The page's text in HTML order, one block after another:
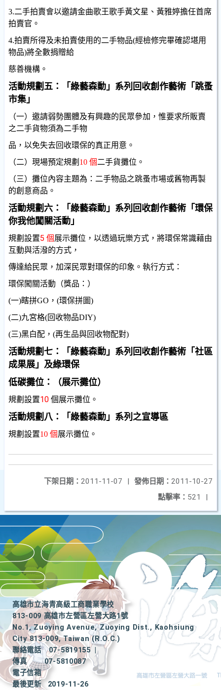
3.二手拍賣會以邀請金曲歌王歌手黃文星、黃雅婷擔任首席
拍賣官。
4.拍賣所得及未拍賣使用的二手物品(經檢修完畢確認堪用
物品)將全數捐贈給
慈善機構。
活動規劃五：「綠藝森動」系列回收創作藝術「跳蚤
市集」
（一）邀請弱勢團體及有興趣的民眾參加，惟要求所販賣
之二手貨物須為二手物
品，以免失去回收環保的真正用意。
（二）現場預定規劃 10 個二手貨攤位。
（三）攤位內容主題為：二手物品之跳蚤市場或舊物再製
的創意商品。
活動規劃六：「綠藝森動」系列回收創作藝術「環保
你我他闖關活動」
規劃設置5 個展示攤位 ， 以透過玩樂方式，將環保常識藉由
互動與活潑的方式，
傳達給民眾，加深民眾對環保的印象。執行方式：
環保闖關活動（獎品：）
(一)瞎拼GO ， (環保拼圖)
(二)九宮格(回收物品DIY)
(三)黑白配， (再生品與回收物配對)
活動規劃七：「綠藝森動」系列回收創作藝術「社區
成果展」及綠環保
低碳攤位：（展示攤位）
規劃設置10 個展示攤位。
活動規劃八：「綠藝森動」系列之宣導區
規劃設置10 個展示攤位。
發佈日期： 2011-10-27
下架日期： 2011-11-07
|
點擊率： 521 |
高雄市立海青高級工商職業學校
813-009 高雄市左營區左營大路1號
No.1, Zuoying Avenue, Zuoying Dist., Kaohsiung
City 813-009, Taiwan (R.O.C.)
聯絡電話
07-5819155
|
傳真
07-5810087
電子信箱
最後更新
2019-11-26